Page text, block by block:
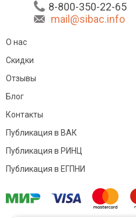
8-800-350-22-65
mail@sibac.info
О нас
Скидки
Отзывы
Блог
Контакты
Публикация в ВАК
Публикация в РИНЦ
Публикация в ЕГПНИ